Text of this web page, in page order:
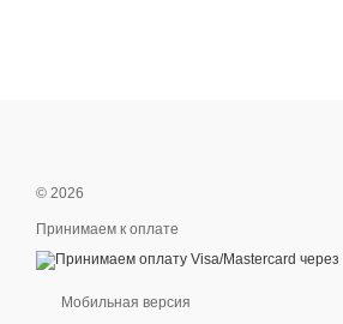
© 2026
Принимаем к оплате
Мобильная версия